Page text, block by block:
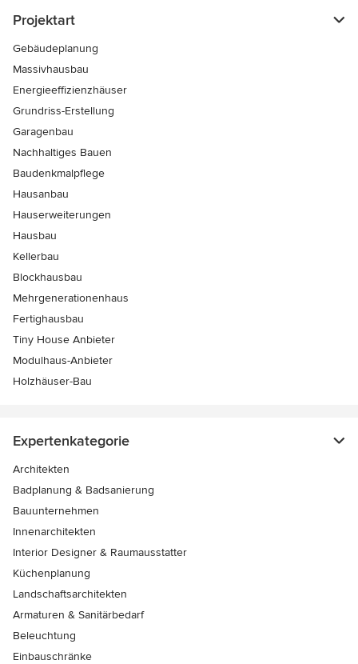
Projektart
Gebäudeplanung
Massivhausbau
Energieeffizienzhäuser
Grundriss-Erstellung
Garagenbau
Nachhaltiges Bauen
Baudenkmalpflege
Hausanbau
Hauserweiterungen
Hausbau
Kellerbau
Blockhausbau
Mehrgenerationenhaus
Fertighausbau
Tiny House Anbieter
Modulhaus-Anbieter
Holzhäuser-Bau
Expertenkategorie
Architekten
Badplanung & Badsanierung
Bauunternehmen
Innenarchitekten
Interior Designer & Raumausstatter
Küchenplanung
Landschaftsarchitekten
Armaturen & Sanitärbedarf
Beleuchtung
Einbauschränke